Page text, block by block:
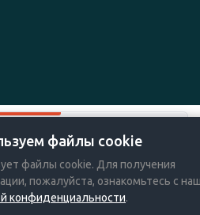
файлы cookie
файлы cookie. Для получения
пожалуйста, ознакомьтесь с
конфиденциальности.